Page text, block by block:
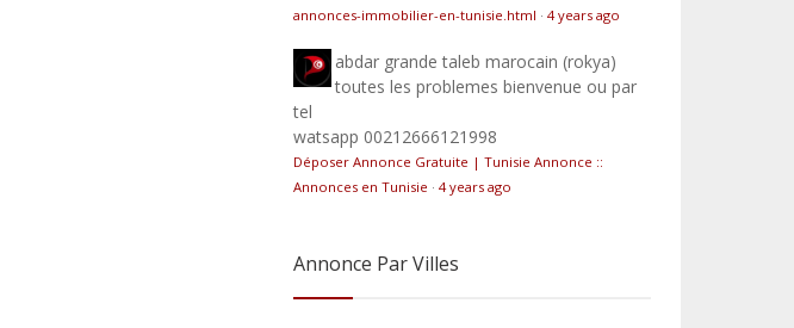
annonces-immobilier-en-tunisie.html · 4 years ago
abdar grande taleb marocain (rokya)
toutes les problemes bienvenue ou par
tel
watsapp 00212666121998
Déposer Annonce Gratuite | Tunisie Annonce ::
Annonces en Tunisie · 4 years ago
Annonce Par Villes